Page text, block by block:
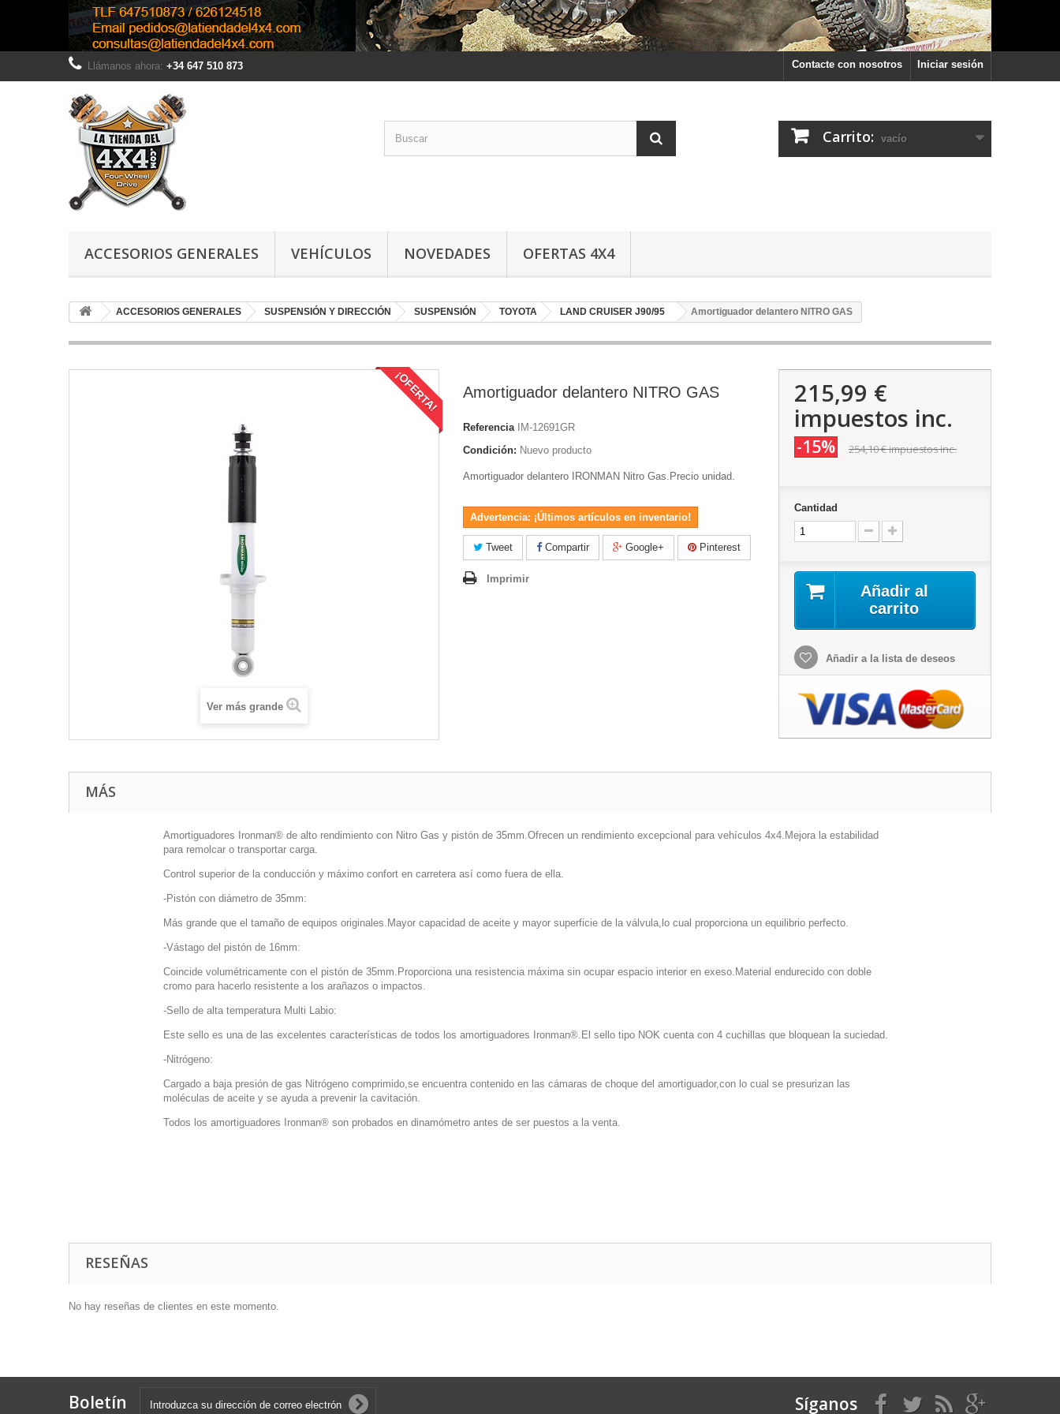
Iniciar sesión
Contacte con nosotros
Llámanos ahora: +34 647 510 873
Carrito: vacío
ACCESORIOS GENERALES VEHÍCULOS NOVEDADES OFERTAS 4X4
ACCESORIOS GENERALES SUSPENSIÓN Y DIRECCIÓN SUSPENSIÓN TOYOTA LAND CRUISER J90/95 Amortiguador delantero NITRO GAS
¡OFERTA!
Ver más grande
Amortiguador delantero NITRO GAS
Referencia
IM-12691GR
Condición: Nuevo producto
Amortiguador delantero IRONMAN Nitro Gas.Precio unidad.
Advertencia: ¡Últimos artículos en inventario!
Tweet Compartir Google+ Pinterest
Imprimir
215,99 €
impuestos inc.
-15% 254,10 €impuestos inc.
Cantidad
Añadir al
carrito
Añadir a la lista de deseos
MÁS
Amortiguadores Ironman® de alto rendimiento con Nitro Gas y pistón de 35mm.Ofrecen un rendimiento excepcional para vehículos 4x4.Mejora la estabilidad
para remolcar o transportar carga.
Control superior de la conducción y máximo confort en carretera así como fuera de ella.
-Pistón con diámetro de 35mm:
Más grande que el tamaño de equipos originales.Mayor capacidad de aceite y mayor superficie de la válvula,lo cual proporciona un equilibrio perfecto.
-Vástago del pistón de 16mm:
Coincide volumétricamente con el pistón de 35mm.Proporciona una resistencia máxima sin ocupar espacio interior en exeso.Material endurecido con doble
cromo para hacerlo resistente a los arañazos o impactos.
-Sello de alta temperatura Multi Labio:
Este sello es una de las excelentes características de todos los amortiguadores Ironman®.El sello tipo NOK cuenta con 4 cuchillas que bloquean la suciedad.
-Nitrógeno:
Cargado a baja presión de gas Nitrógeno comprimido,se encuentra contenido en las cámaras de choque del amortiguador,con lo cual se presurizan las
moléculas de aceite y se ayuda a prevenir la cavitación.
Todos los amortiguadores Ironman® son probados en dinamómetro antes de ser puestos a la venta.
RESEÑAS
No hay reseñas de clientes en este momento.
Boletín Síganos